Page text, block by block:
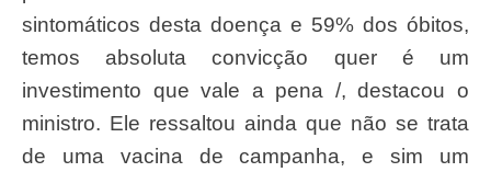
sintomáticos desta doença e 59% dos óbitos,
temos absoluta convicção quer é um
investimento que vale a pena /, destacou o
ministro. Ele ressaltou ainda que não se trata
de uma vacina de campanha, e sim um